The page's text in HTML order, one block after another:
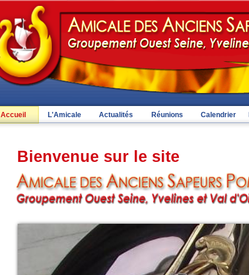
Bienvenue sur le site
Calendrier
Réunions
Actualités
Accueil L'Amicale